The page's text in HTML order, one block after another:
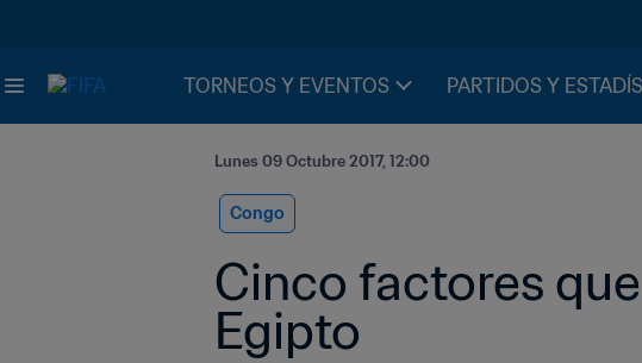
TORNEOS Y EVENTOS PARTIDOS Y
Lunes 09 Octubre 2017, 12:00
Congo
Cinco factores
Egipto